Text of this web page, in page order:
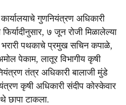
गुणनियंत्रण अधिकारी
७ जून रोजी मिळालेल्या
भरारी पथकाचे प्रमुख सचिन कपाळे,
पेकाम, लातूर विभागीय कृषी
तंत्र अधिकारी बालाजी मुंडे
कृषी अधिकारी संदीप कोस्केवार
छापा टाकला.